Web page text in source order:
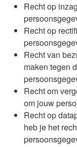
Recht op
Recht op
Recht van
maken tegen
Recht om
om jouw
Recht op
heb je het